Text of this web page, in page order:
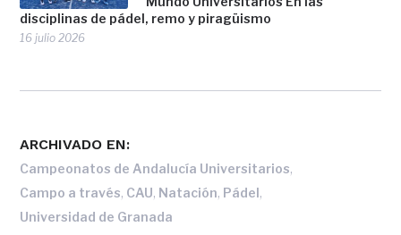
disciplinas de pádel, remo y piragüismo
16 julio 2026
ARCHIVADO EN:
Campeonatos de Andalucía Universitarios,
Campo a través, CAU, Natación, Pádel,
Universidad de Granada